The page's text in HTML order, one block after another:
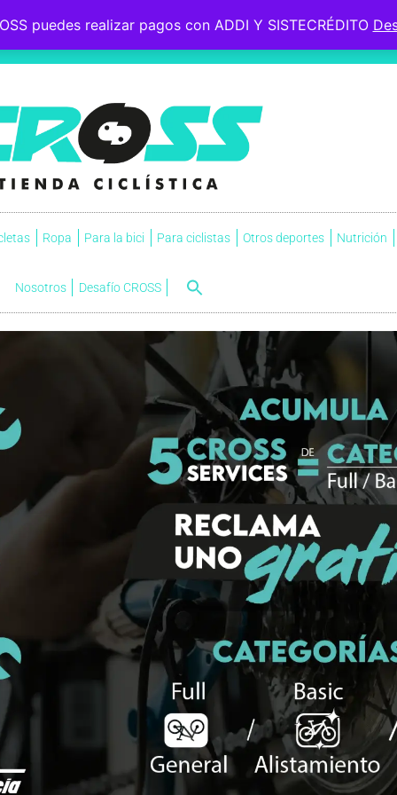
puedes realizar pagos con ADDI Y SISTECRÉDITO
esperaba, soportó la
Ropa Para la bici Para ciclistas Otros deportes Nutrición
Nosotros Desafío CROSS